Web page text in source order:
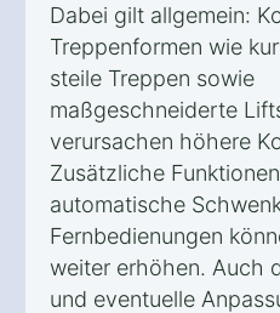
Dabei gilt allgemein:
Treppenformen wie
steile Treppen sowie
maßgeschneiderte
verursachen höhere
Zusätzliche
automatische
Fernbedienungen
weiter erhöhen. Auch
und eventuelle